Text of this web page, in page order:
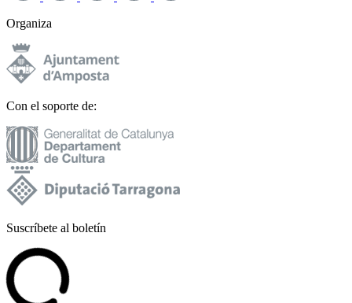
Organiza
Con el soporte de:
Suscríbete al boletín